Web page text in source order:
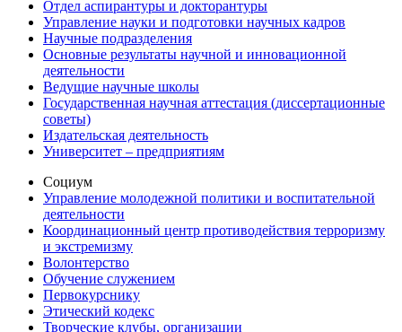
Отдел аспирантуры и докторантуры
Управление науки и подготовки научных кадров
Научные подразделения
Основные результаты научной и инновационной
деятельности
Ведущие научные школы
Государственная научная аттестация (диссертационные
советы)
Издательская деятельность
Университет – предприятиям
Социум
Управление молодежной политики и воспитательной
деятельности
Координационный центр противодействия терроризму
и экстремизму
Волонтерство
Обучение служением
Первокурснику
Этический кодекс
Творческие клубы, организации